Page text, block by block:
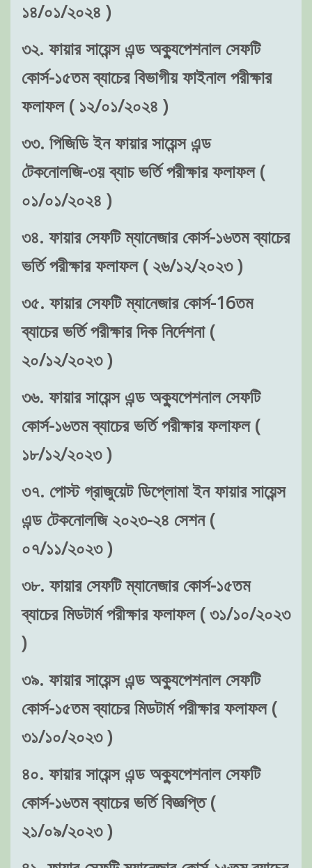
১৪/০১/২০২৪ )
৩২. ফায়ার সায়েন্স এন্ড অক্যুপেশনাল সেফটি
কোর্স-১৫তম ব্যাচের বিভাগীয় ফাইনাল পরীক্ষার
ফলাফল ( ১২/০১/২০২৪ )
৩৩. পিজিডি ইন ফায়ার সায়েন্স এন্ড
টেকনোলজি-৩য় ব্যাচ ভর্তি পরীক্ষার ফলাফল (
০১/০১/২০২৪ )
৩৪. ফায়ার সেফটি ম্যানেজার কোর্স-১৬তম ব্যাচের
ভর্তি পরীক্ষার ফলাফল ( ২৬/১২/২০২৩ )
৩৫. ফায়ার সেফটি ম্যানেজার কোর্স-16তম
ব্যাচের ভর্তি পরীক্ষার দিক নির্দেশনা (
২০/১২/২০২৩ )
৩৬. ফায়ার সায়েন্স এন্ড অক্যুপেশনাল সেফটি
কোর্স-১৬তম ব্যাচের ভর্তি পরীক্ষার ফলাফল (
১৮/১২/২০২৩ )
৩৭. পোস্ট গ্রাজুয়েট ডিপ্লোমা ইন ফায়ার সায়েন্স
এন্ড টেকনোলজি ২০২৩-২৪ সেশন (
০৭/১১/২০২৩ )
৩৮. ফায়ার সেফটি ম্যানেজার কোর্স-১৫তম
ব্যাচের মিডটার্ম পরীক্ষার ফলাফল ( ৩১/১০/২০২৩
)
৩৯. ফায়ার সায়েন্স এন্ড অক্যুপেশনাল সেফটি
কোর্স-১৫তম ব্যাচের মিডটার্ম পরীক্ষার ফলাফল (
৩১/১০/২০২৩ )
৪০. ফায়ার সায়েন্স এন্ড অক্যুপেশনাল সেফটি
কোর্স-১৬তম ব্যাচের ভর্তি বিজ্ঞপ্তি (
২১/০৯/২০২৩ )